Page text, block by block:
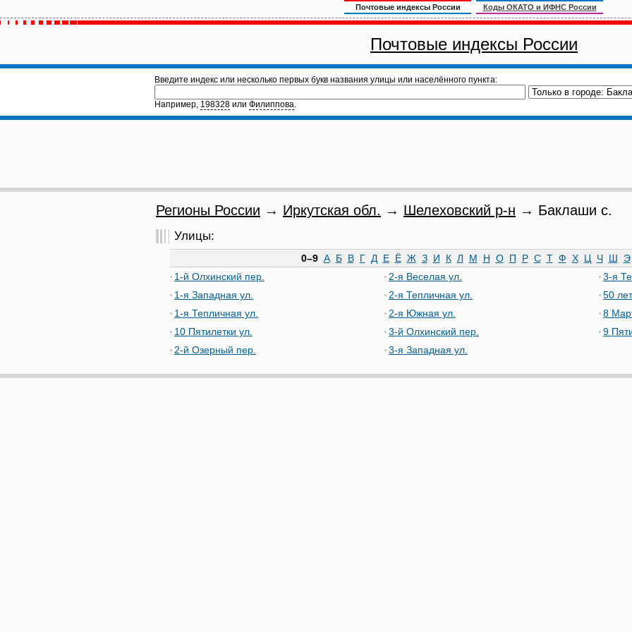
Почтовые индексы России Коды ОКАТО и ИФНС России
Почтовые индексы России
Введите индекс или несколько первых букв названия улицы или населённого пункта:
Например, 198328 или Филиппова.
Регионы России → Иркутская обл. → Шелеховский р-н → Баклаши с.
Улицы:
0–9 А Б В Г Д Е Ё Ж З И К Л М Н О П Р С Т Ф Х Ц Ч Ш Э
1-й Олхинский пер.
1-я Западная ул.
1-я Тепличная ул.
10 Пятилетки ул.
2-й Озерный пер.
2-я Веселая ул.
2-я Тепличная ул.
2-я Южная ул.
3-й Олхинский пер.
3-я Западная ул.
3-я
50
8
9